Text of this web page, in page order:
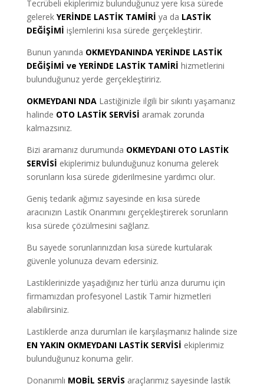
Tecrübeli ekiplerimiz bulunduğunuz yere kısa sürede
gelerek YERİNDE LASTİK TAMİRİ ya da LASTİK
DEĞİŞİMİ işlemlerini kısa sürede gerçekleştirir.
Bunun yanında OKMEYDANINDA YERİNDE LASTİK
DEĞİŞİMİ ve YERİNDE LASTİK TAMİRİ hizmetlerini
bulunduğunuz yerde gerçekleştiririz.
OKMEYDANI NDALastiğinizle ilgili bir sıkıntı yaşamanız
halinde OTO LASTİK SERVİSİ aramak zorunda
kalmazsınız.
Bizi aramanız durumunda OKMEYDANI OTO LASTİK
SERVİSİ ekiplerimiz bulunduğunuz konuma gelerek
sorunların kısa sürede giderilmesine yardımcı olur.
Geniş tedarik ağımız sayesinde en kısa sürede
aracınızın Lastik Onarımını gerçekleştirerek sorunların
kısa sürede çözülmesini sağlarız.
Bu sayede sorunlarınızdan kısa sürede kurtularak
güvenle yolunuza devam edersiniz.
Lastiklerinizde yaşadığınız her türlü arıza durumu için
firmamızdan profesyonel Lastik Tamir hizmetleri
alabilirsiniz.
Lastiklerde arıza durumları ile karşılaşmanız halinde size
EN YAKIN OKMEYDANI LASTİK SERVİSİ ekiplerimiz
bulunduğunuz konuma gelir.
Donanımlı MOBİL SERVİS araçlarımız sayesinde lastik